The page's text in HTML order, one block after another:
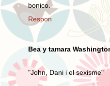
bonico.
Respon
Bea y tamara
"John, Dani i el sexisme"